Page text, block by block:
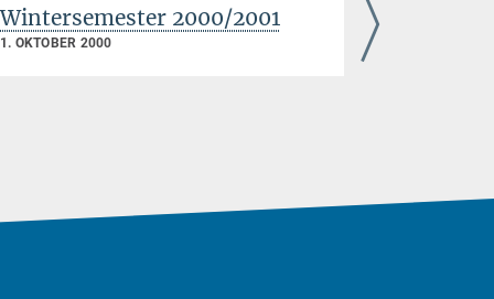
Wintersemester 2000/2001
1. OKTOBER 2000